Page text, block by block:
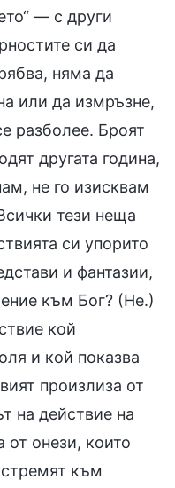
— с други
си да
няма да
или да измръзне,
разболее. Броят
другата година,
не го изисквам
тези неща
си упорито
и фантазии,
към Бог? (Не.)
кой
и кой показва
произлиза от
на действие на
от онези, които
към